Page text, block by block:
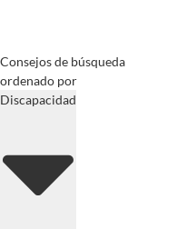
Consejos de búsqueda
ordenado por
Discapacidad